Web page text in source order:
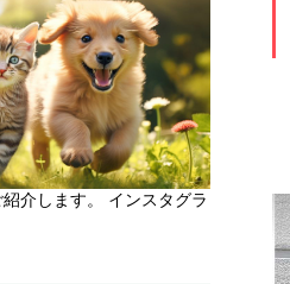
介します。 インスタグラ